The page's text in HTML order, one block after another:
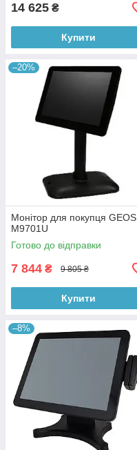
14 625 ₴
Купити
–20%
Монітор для покупця GEOS
M9701U
Готово до відправки
7 844 ₴ 9 805 ₴
Купити
–8%